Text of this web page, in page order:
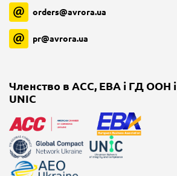
orders@avrora.ua
pr@avrora.ua
Членство в ACC, EBA і ГД ООН і
UNIC